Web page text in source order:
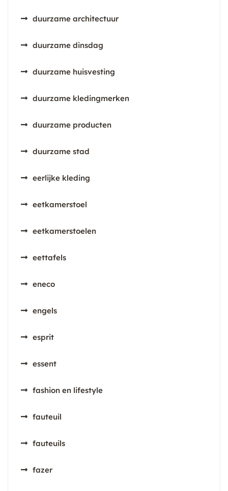
duurzame architectuur
duurzame dinsdag
duurzame huisvesting
duurzame kledingmerken
duurzame producten
duurzame stad
eerlijke kleding
eetkamerstoel
eetkamerstoelen
eettafels
eneco
engels
esprit
essent
fashion en lifestyle
fauteuil
fauteuils
fazer